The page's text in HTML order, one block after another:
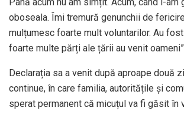
oboseala. Îmi tremură genunchii de
mulțumesc foarte mult voluntarilor. Au
foarte multe părți ale țării au venit
Declarația sa a venit după aproape două
continue, în care familia, autoritățile și
sperat permanent că micuțul va fi găsit în